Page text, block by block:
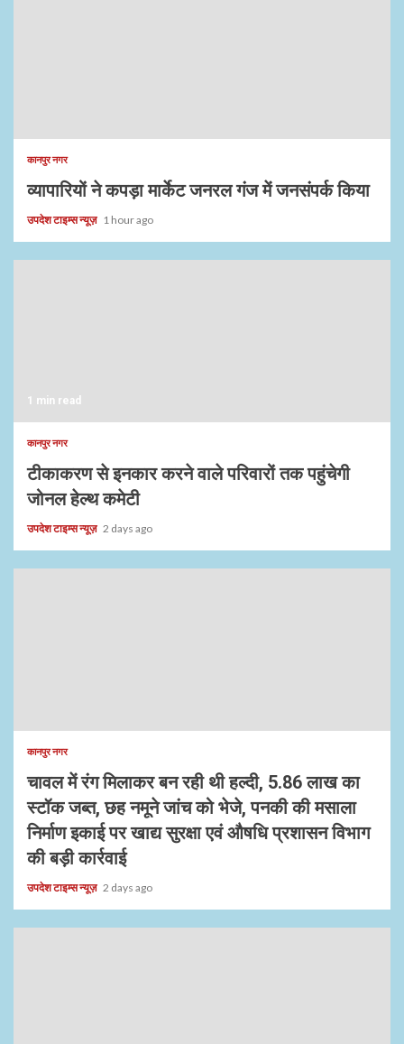
कानपुर नगर
व्यापारियों ने कपड़ा मार्केट जनरल गंज में जनसंपर्क किया
उपदेश टाइम्स न्यूज़ 1 hour ago
1 min read
कानपुर नगर
टीकाकरण से इनकार करने वाले परिवारों तक पहुंचेगी
जोनल हेल्थ कमेटी
उपदेश टाइम्स न्यूज़ 2 days ago
कानपुर नगर
चावल में रंग मिलाकर बन रही थी हल्दी, 5.86 लाख का
स्टॉक जब्त, छह नमूने जांच को भेजे, पनकी की मसाला
निर्माण इकाई पर खाद्य सुरक्षा एवं औषधि प्रशासन विभाग
की बड़ी कार्रवाई
उपदेश टाइम्स न्यूज़ 2 days ago